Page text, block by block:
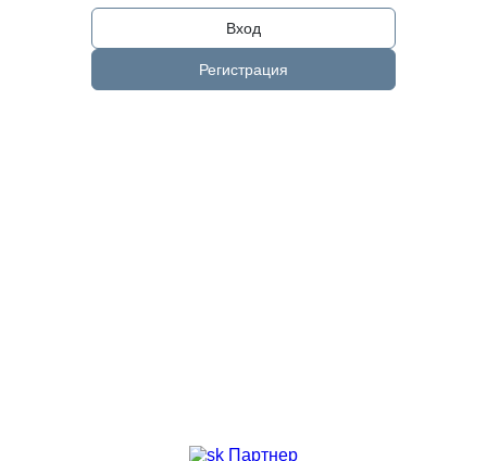
Вход
Регистрация